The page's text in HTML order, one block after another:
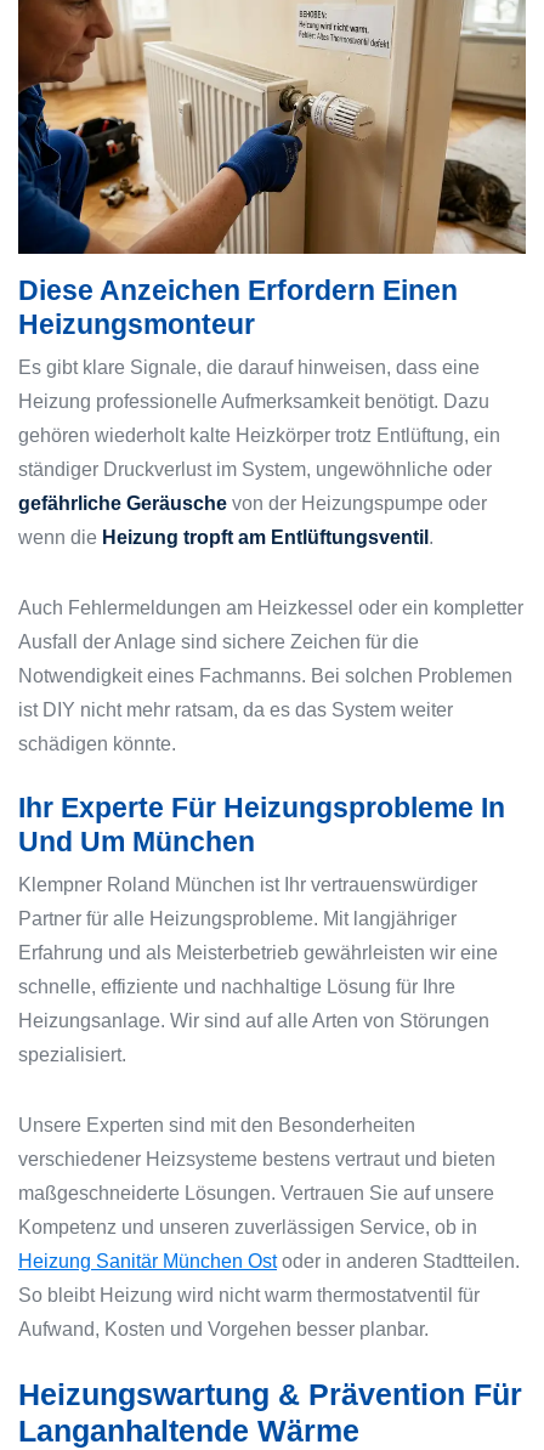
Diese Anzeichen Erfordern Einen
Heizungsmonteur
Es gibt klare Signale, die darauf hinweisen, dass eine
Heizung professionelle Aufmerksamkeit benötigt. Dazu
gehören wiederholt kalte Heizkörper trotz Entlüftung, ein
ständiger Druckverlust im System, ungewöhnliche oder
gefährliche Geräusche von der Heizungspumpe oder
wenn die Heizung tropft am Entlüftungsventil .
Auch Fehlermeldungen am Heizkessel oder ein kompletter
Ausfall der Anlage sind sichere Zeichen für die
Notwendigkeit eines Fachmanns. Bei solchen Problemen
ist DIY nicht mehr ratsam, da es das System weiter
schädigen könnte.
Ihr Experte Für Heizungsprobleme In
Und Um München
Klempner Roland München ist Ihr vertrauenswürdiger
Partner für alle Heizungsprobleme. Mit langjähriger
Erfahrung und als Meisterbetrieb gewährleisten wir eine
schnelle, effiziente und nachhaltige Lösung für Ihre
Heizungsanlage. Wir sind auf alle Arten von Störungen
spezialisiert.
Unsere Experten sind mit den Besonderheiten
verschiedener Heizsysteme bestens vertraut und bieten
maßgeschneiderte Lösungen. Vertrauen Sie auf unsere
Kompetenz und unseren zuverlässigen Service, ob in
Heizung Sanitär München Ostoder in anderen Stadtteilen.
So bleibt Heizung wird nicht warm thermostatventil für
Aufwand, Kosten und Vorgehen besser planbar.
Heizungswartung & Prävention Für
Langanhaltende Wärme